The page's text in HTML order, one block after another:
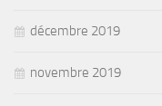
décembre 2019
novembre 2019